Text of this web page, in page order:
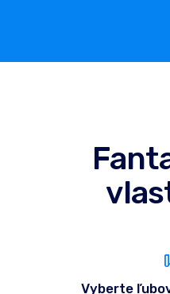
Vyberte